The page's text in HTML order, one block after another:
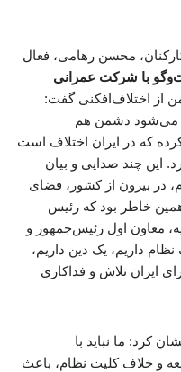
محسن رهامی، فعال
با شرکت عمرانی
از اختلاف‌افکنی گفت:
می‌شود دشمن هم
که در ایران اختلاف است
این چند صدایی و بیان
در بیرون از کشور، فضای
خاطر بود که رئیس
معاون اول رئیس‌جمهور و
نظام داریم، یک دین داریم،
ایران تلاش و فداکاری
کرد: ما نباید با
و خلاف کلیت نظام، باعث